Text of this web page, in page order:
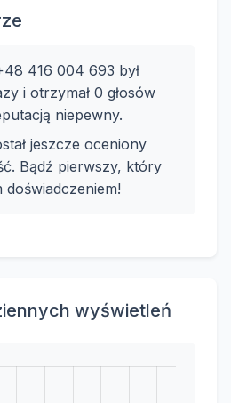
416 004 693 był
i otrzymał 0 głosów
niepewny.
jeszcze oceniony
Bądź pierwszy, który
doświadczeniem!
wyświetleń